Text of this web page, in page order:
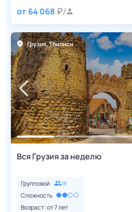
от 64 068
Грузия,Тбилиси
Вся Грузия за неделю
Групповой 18
Сложность
Возраст: от7лет